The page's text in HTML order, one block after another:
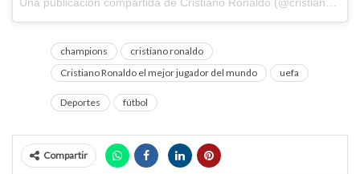
champions
cristiano ronaldo
Cristiano Ronaldo el mejor jugador del mundo
uefa
Deportes fútbol
Compartir